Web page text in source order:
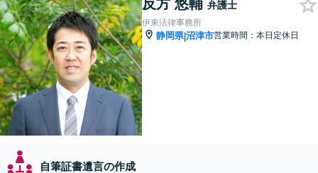
反方 悠輔 弁護士
伊東法律事務所
静岡県|沼津市営業時間：本日定休日
自筆証書遺言の作成